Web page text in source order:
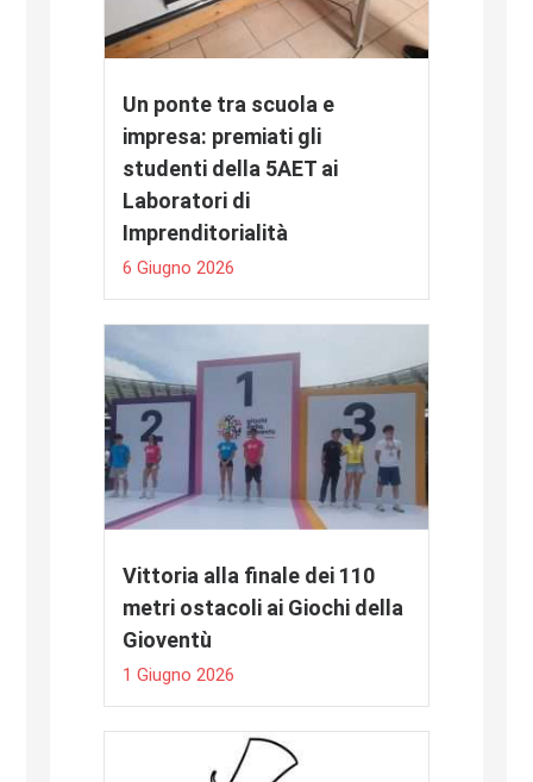
Un ponte tra scuola e
impresa: premiati gli
studenti della 5AET ai
Laboratori di
Imprenditorialità
6 Giugno 2026
Vittoria alla finale dei 110
metri ostacoli ai Giochi della
Gioventù
1 Giugno 2026